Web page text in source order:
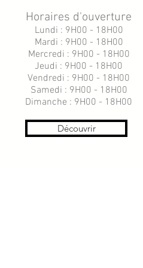
Horaires d'ouverture
Lundi : 9H00 - 18H00
Mardi : 9H00 - 18H00
Mercredi : 9H00 - 18H00
Jeudi : 9H00 - 18H00
Vendredi : 9H00 - 18H00
Samedi : 9H00 - 18H00
Dimanche : 9H00 - 18H00
Découvrir